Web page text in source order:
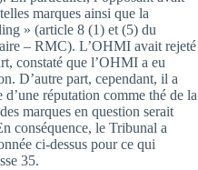
marques ainsi que la
» (article 8 (1) et (5) du
– RMC). L’OHMI avait rejeté
constaté que l’OHMI a eu
D’autre part, cependant, il a
réputation comme thé de la
marques en question serait
conséquence, le Tribunal a
ci-dessus pour ce qui
35.